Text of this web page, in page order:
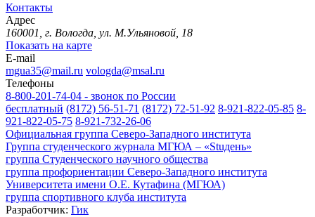
Контакты
Адрес
160001, г. Вологда, ул. М.Ульяновой, 18
Показать на карте
E-mail
mgua35@mail.ru vologda@msal.ru
Телефоны
8-800-201-74-04 - звонок по России
бесплатный (8172) 56-51-71 (8172) 72-51-92 8-921-822-05-85 8-
921-822-05-75 8-921-732-26-06
Официальная группа Северо-Западного института
Группа студенческого журнала МГЮА – «Stuдень»
группа Студенческого научного общества
группа профориентации Северо-Западного института
Университета имени О.Е. Кутафина (МГЮА)
группа спортивного клуба института
Разработчик: Гик